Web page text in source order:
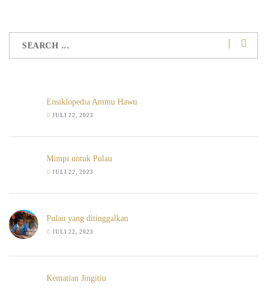
Ensiklopedia Ammu Hawu
JULI 22, 2023
Mimpi untuk Pulau
JULI 22, 2023
Pulau yang ditinggalkan
JULI 22, 2023
Kematian Jingitiu